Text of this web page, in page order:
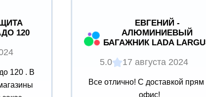
120
120 . В
ЕВГЕНИЙ -
АЛЮМИНИЕВЫЙ
БАГАЖНИК LADA
5.0 17 августа 2024
Все отлично! С доставкой прям
офис!